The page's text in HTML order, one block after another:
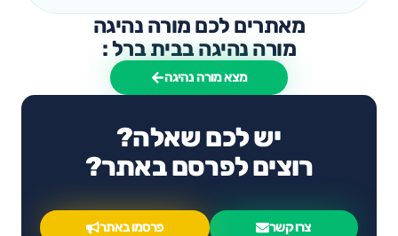
מאתרים לכם מורה נהיגה
מורה נהיגה בבית ברל :
מצא מורה נהיגה
יש לכם שאלה?
רוצים לפרסם באתר?
צרו קשר פרסמו באתר